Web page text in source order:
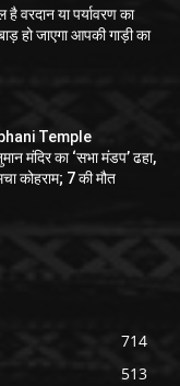
वरदान या पर्यावरण का
हो जाएगा आपकी गाड़ी का
Temple
मंदिर का ‘सभा मंडप’ ढहा,
कोहराम; 7 की मौत
714
513